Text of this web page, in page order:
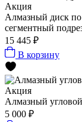
Акция
Алмазный диск
сегментный
15 445 ₽
В корзину
Акция
Алмазный
5 000 ₽